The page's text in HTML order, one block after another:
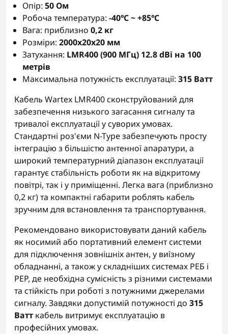
Опір: 50 Ом
Робоча температура: -40℃ ~ +85℃
Вага: приблизно 0,2 кг
Розміри: 2000x20x20 мм
Затухання: LMR400 (900 МГц) 12.8 dBi на 100
метрів
Максимальна потужність експлуатації: 315 Ватт
Кабель Wartex LMR400 сконструйований для
забезпечення низького загасання сигналу та
тривалої експлуатації у суворих умовах.
Стандартні роз'єми N-Type забезпечують просту
інтеграцію з більшістю антенної апаратури, а
широкий температурний діапазон експлуатації
гарантує стабільність роботи як на відкритому
повітрі, так і у приміщенні. Легка вага (приблизно
0,2 кг) та компактні габарити роблять кабель
зручним для встановлення та транспортування.
Рекомендовано використовувати даний кабель
як носимий або портативний елемент системи
для підключення зовнішніх антен, у виїзному
обладнанні, а також у складніших системах РЕБ і
РЕР, де необхідна сумісність з різними системами
та стійкість при роботі з потужними джерелами
сигналу. Завдяки допустимій потужності до 315
Ватт кабель витримує експлуатацію в
професійних умовах.